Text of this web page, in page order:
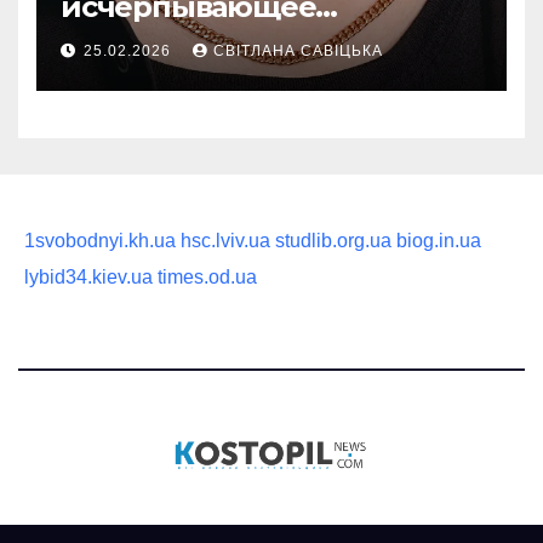
руководство по выбору
статусного украшения
25.02.2026 СВІТЛАНА САВІЦЬКА
1svobodnyi.kh.ua hsc.lviv.ua studlib.org.ua biog.in.ua
lybid34.kiev.ua times.od.ua